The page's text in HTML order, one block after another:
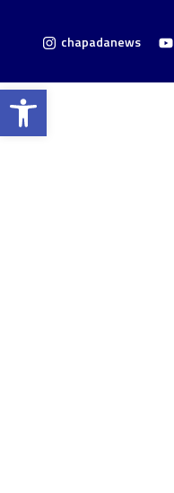
chapadanews
Barra de Ferramentas Aberta